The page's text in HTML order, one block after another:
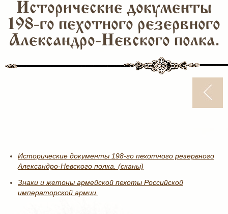
Исторические документы
198-го пехотного резервного
Александро-Невского полка.
Исторические документы 198-го пехотного резервного
Александро-Невского полка. (сканы)
Знаки и жетоны армейской пехоты Российской
императорской армии.